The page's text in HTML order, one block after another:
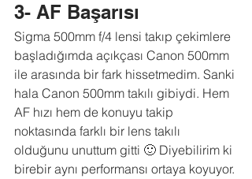
3- AF Başarısı
Sigma 500mm f/4 lensi takıp çekimlere
başladığımda açıkçası Canon 500mm
ile arasında bir fark hissetmedim. Sanki
hala Canon 500mm takılı gibiydi. Hem
AF hızı hem de konuyu takip
noktasında farklı bir lens takılı
olduğunu unuttum gitti 🙂 Diyebilirim ki
birebir aynı performansı ortaya koyuyor.